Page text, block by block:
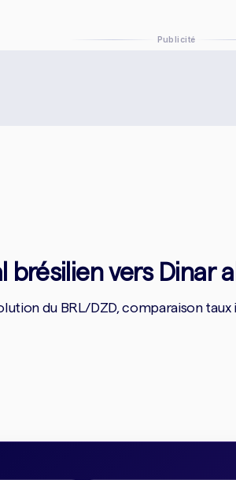
Publicité
brésilien vers Dinar
du BRL/DZD, comparaison